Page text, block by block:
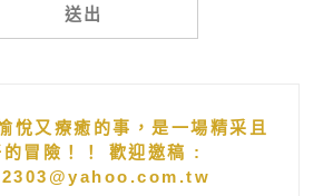
悅又療癒的事，是一場精采且
的冒險！！ 歡迎邀稿 :